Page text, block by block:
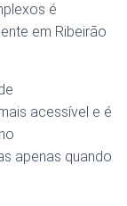
é
em Ribeirão
acessível e é
apenas quando